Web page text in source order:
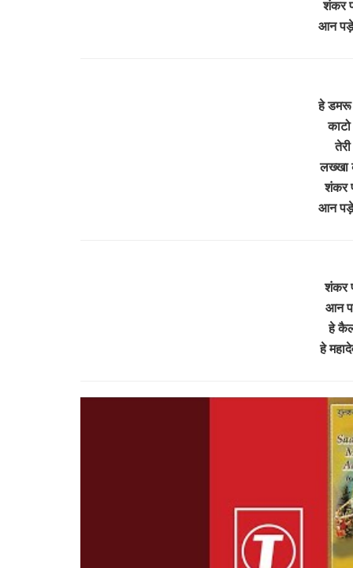
शंकर
आन पड़े
हे डमरू
काटो
लख्खा
शंकर
आन पड़े
शंकर
आन
हे
हे